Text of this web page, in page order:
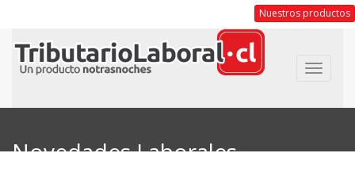
Nuestros productos
Toggle
Novedades Laborales